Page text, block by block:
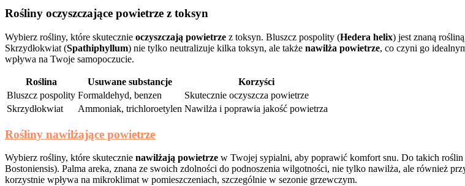
Rośliny oczyszczające powietrze z toksyn
Wybierz rośliny, które skutecznie oczyszczają powietrze z toksyn. Bluszcz pospolity (Hedera helix) jest znaną
Skrzydłokwiat (Spathiphyllum) nie tylko neutralizuje kilka toksyn, ale także nawilża powietrze, co czyni go
wpływa na Twoje samopoczucie.
Roślina Usuwane substancje
Korzyści
Bluszcz pospolity Formaldehyd, benzen
Skutecznie oczyszcza powietrze
Skrzydłokwiat
Ammoniak, trichloroetylen Nawilża i poprawia jakość powietrza
Rośliny nawilżające powietrze
Wybierz rośliny, które skutecznie nawilżają powietrze w Twojej sypialni, aby poprawić komfort snu. Do takich roślin
Bostoniensis). Palma areka, znana ze swoich zdolności do podnoszenia wilgotności, nie tylko nawilża, ale również
korzystnie wpływa na mikroklimat w pomieszczeniach, szczególnie w sezonie grzewczym.